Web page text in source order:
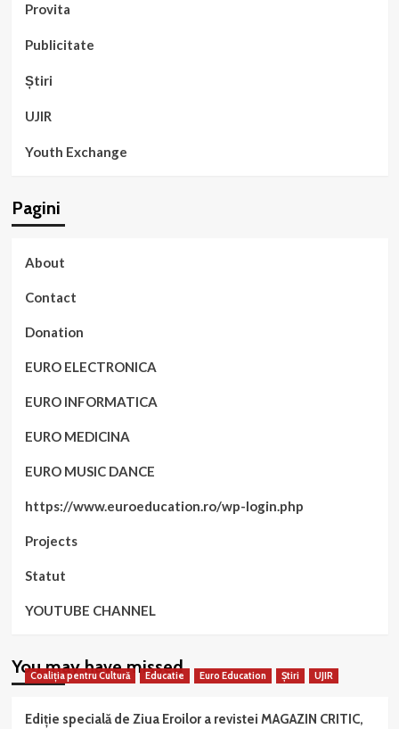
Provita
Publicitate
Știri
UJIR
Youth Exchange
Pagini
About
Contact
Donation
EURO ELECTRONICA
EURO INFORMATICA
EURO MEDICINA
EURO MUSIC DANCE
https://www.euroeducation.ro/wp-login.php
Projects
Statut
YOUTUBE CHANNEL
You may have missed
Coaliția pentru Cultură Educatie Euro Education Știri UJIR
Ediție specială de Ziua Eroilor a revistei MAGAZIN CRITIC,